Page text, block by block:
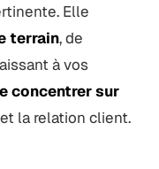
Elle
terrain, de
à vos
concentrer sur
la relation client.